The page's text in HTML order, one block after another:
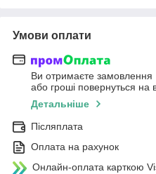
Умови оплати
Ви отримаєте замовлення
або гроші повернуться на
Детальніше
Післяплата
Оплата на рахунок
Онлайн-оплата карткою